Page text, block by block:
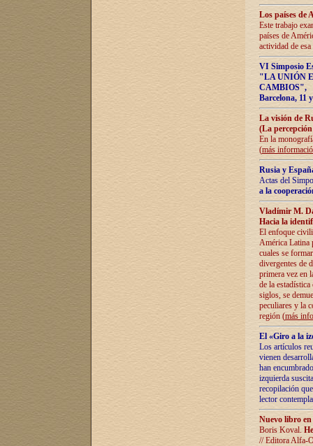
Los países de
Este trabajo
países de
actividad de
VI Simposio
"LA UNIÓN
CAMBIOS",
Barcelona, 11
La visión de
(La
En la
(más
Rusia y
Actas del
a la
Vladímir M.
Hacia la
El enfoque
América Latina
cuales se
divergentes de
primera vez en
de la
siglos, se
peculiares y la
región (más
El «Giro a la
Los artículos
vienen
han
izquierda
recopilación
lector
Nuevo libro
Boris Koval.
// Editora Alfa-